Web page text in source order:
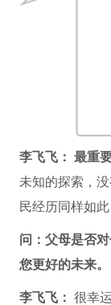
李飞飞： 最重
未知的探索，
民经历同样如
问：父母是否
您更好的未来。
李飞飞： 很幸